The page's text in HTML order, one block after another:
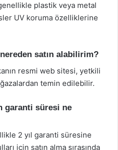
plastik veya metal
UV koruma özelliklerine
satın alabilirim?
resmi web sitesi, yetkili
temin edilebilir.
garanti süresi ne
2 yıl garanti süresine
için satın alma sırasında